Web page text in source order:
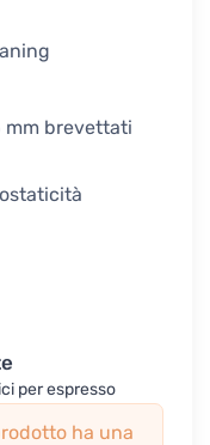
mm brevettati
per espresso
ha una